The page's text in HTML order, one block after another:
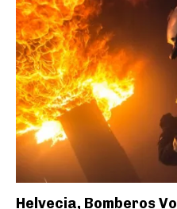
Helvecia, Bomberos